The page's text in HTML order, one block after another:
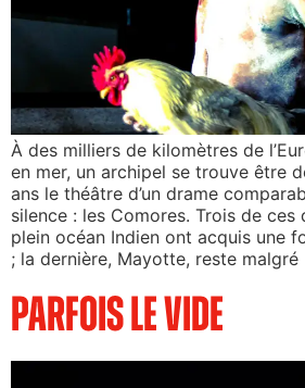
À des milliers de kilomètres de
en mer, un archipel se trouve être
ans le théâtre d’un drame
silence : les Comores. Trois de ces
plein océan Indien ont acquis une
; la dernière, Mayotte, reste
Parfois le vide